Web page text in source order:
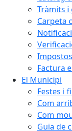
Tràmits i
Carpeta
Impostos
Factura
El Municipi
Festes i
Com
Com
Guia de